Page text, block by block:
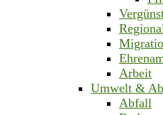
Arbeit
Umwelt &
Abfall